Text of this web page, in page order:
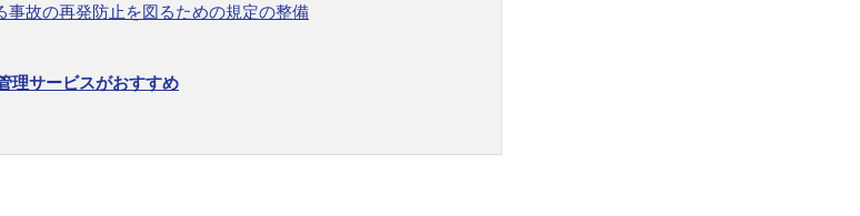
事故の再発防止を図るための規定の整備
理サービスがおすすめ